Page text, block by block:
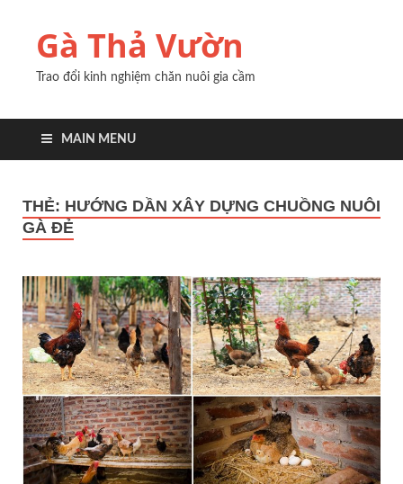
Gà Thả Vườn
Trao đổi kinh nghiệm chăn nuôi gia cầm
MAIN MENU
THẺ: HƯỚNG DẦN XÂY DỰNG CHUỒNG NUÔI
GÀ ĐẺ